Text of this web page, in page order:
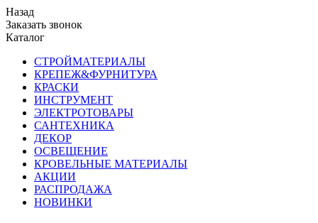
Назад
Заказать звонок
Каталог
СТРОЙМАТЕРИАЛЫ
КРЕПЕЖ&ФУРНИТУРА
КРАСКИ
ИНСТРУМЕНТ
ЭЛЕКТРОТОВАРЫ
САНТЕХНИКА
ДЕКОР
ОСВЕЩЕНИЕ
КРОВЕЛЬНЫЕ МАТЕРИАЛЫ
АКЦИИ
РАСПРОДАЖА
НОВИНКИ